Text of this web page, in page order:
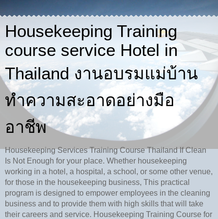
Housekeeping Training
course service Hotel in
Thailand งานอบรมแม่บ้าน
ทำความสะอาดอย่างมือ
อาชีพ
Housekeeping Services Training Course Thailand If Clean
Is Not Enough for your place. Whether housekeeping
working in a hotel, a hospital, a school, or some other venue,
for those in the housekeeping business, This practical
program is designed to empower employees in the cleaning
business and to provide them with high skills that will take
their careers and service. Housekeeping Training Course for